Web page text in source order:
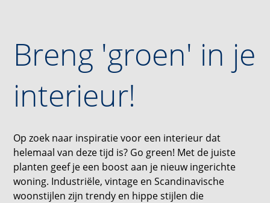
Breng 'groen' in je
interieur!
Op zoek naar inspiratie voor een interieur dat
helemaal van deze tijd is? Go green! Met de juiste
planten geef je een boost aan je nieuw ingerichte
woning. Industriële, vintage en Scandinavische
woonstijlen zijn trendy en hippe stijlen die